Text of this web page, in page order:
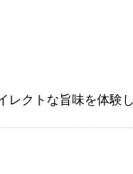
クトな旨味を体験